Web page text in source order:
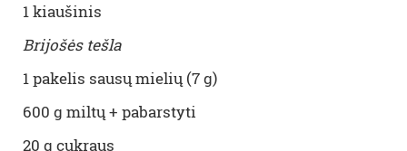
1kiaušinis
Brijošės tešla
1pakelis sausų mielių (7 g)
600 g miltų+ pabarstyti
20 g cukraus